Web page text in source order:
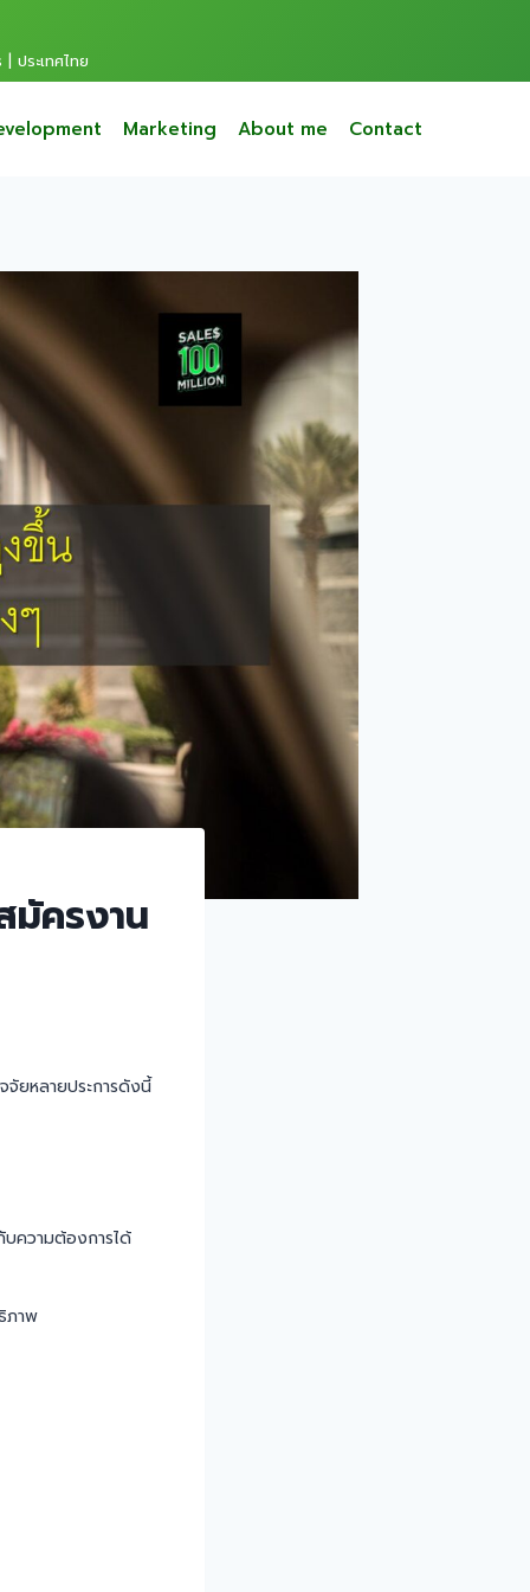
ประเทศไทย
Marketing About me Contact
มัครงาน
ยหลายประการดังนี้
บความต้องการได้
ภาพ